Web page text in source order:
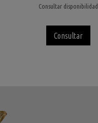
Consultar disponibilidad
Consultar